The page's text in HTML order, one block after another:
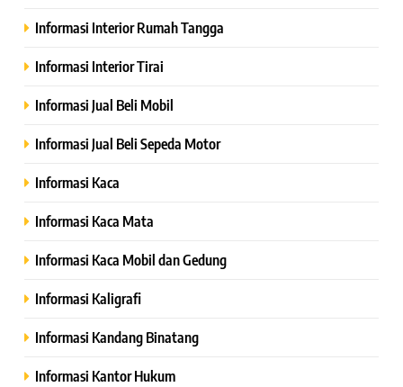
Informasi Interior Rumah Tangga
Informasi Interior Tirai
Informasi Jual Beli Mobil
Informasi Jual Beli Sepeda Motor
Informasi Kaca
Informasi Kaca Mata
Informasi Kaca Mobil dan Gedung
Informasi Kaligrafi
Informasi Kandang Binatang
Informasi Kantor Hukum